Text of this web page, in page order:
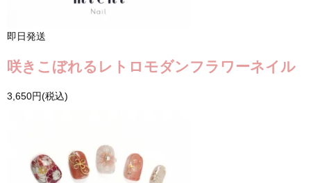
即日発送
咲きこぼれるレトロモダンフラワーネイル
3,650円(税込)